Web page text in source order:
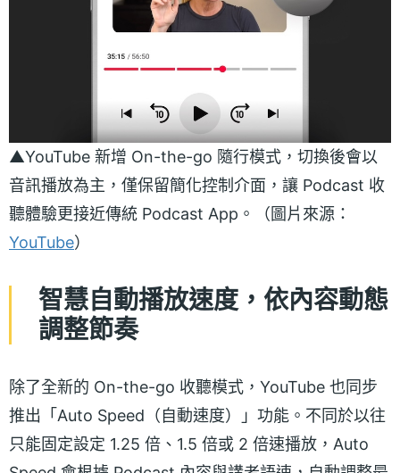
▲YouTube 新增 On-the-go 隨行模式，切換後會以
音訊播放為主，僅保留簡化控制介面，讓 Podcast 收
聽體驗更接近傳統 Podcast App。（圖片來源：
YouTube）
智慧自動播放速度，依內容動態
調整節奏
除了全新的 On-the-go 收聽模式，YouTube 也同步
推出「Auto Speed（自動速度）」功能。不同於以往
只能固定設定 1.25 倍、1.5 倍或 2 倍速播放，Auto